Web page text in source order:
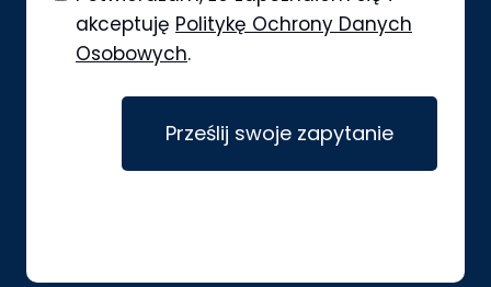
akceptuję Politykę Ochrony Danych
Osobowych.
Prześlij swoje zapytanie